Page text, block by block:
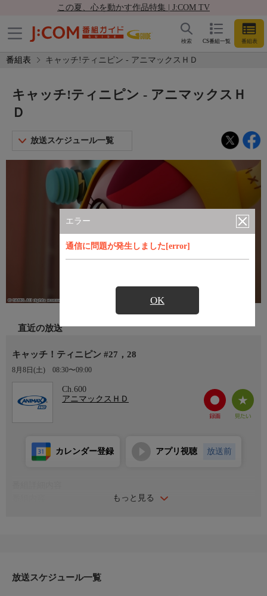
この夏、心を動かす作品特集 | J:COM TV
CS番組一覧 番組表
検索
番組表 キャッチ!ティニピン - アニマックスＨＤ
エラー
通信に問題が発生しました[error]
OK
キャッチ!ティニピン - アニマックスＨ
Ｄ
放送スケジュール一覧
直近の放送
キャッチ！ティニピン #27，28
8月8日(土) 08:30〜09:00
Ch.600
アニマックスＨＤ
もっと見る
カレンダー登録 アプリ視聴 放送前
れていた手のひらサイズの妖精、ティニピンたちが地球に飛んで
放送スケジュール一覧